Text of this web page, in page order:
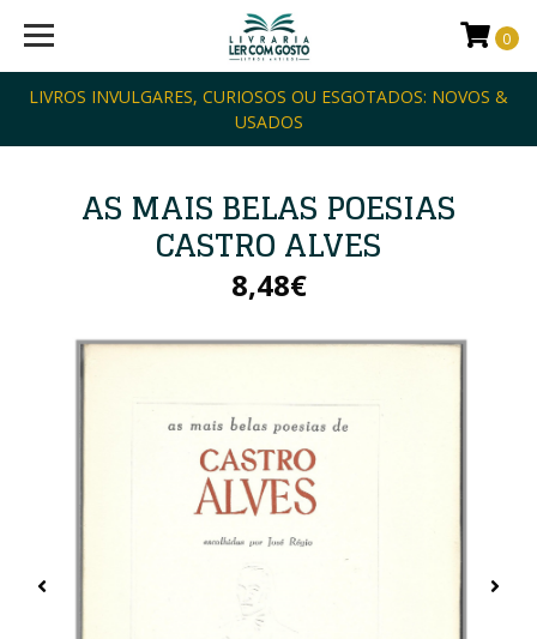
LIVROS INVULGARES, CURIOSOS OU ESGOTADOS: NOVOS &
USADOS
0
AS MAIS BELAS POESIAS
CASTRO ALVES
8,48€